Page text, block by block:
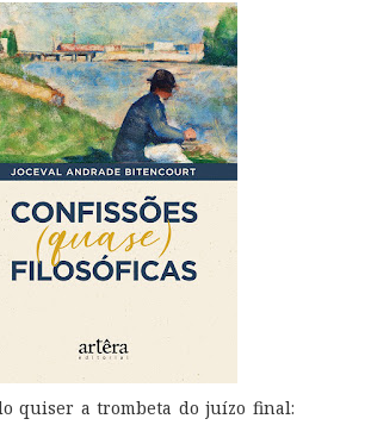
quiser a trombeta do juízo final: